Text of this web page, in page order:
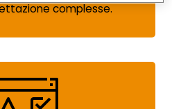
complesse.